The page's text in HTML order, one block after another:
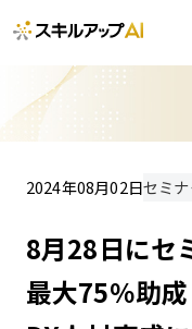
2024年08月02日セミ
8月28日にセ
最大75％助